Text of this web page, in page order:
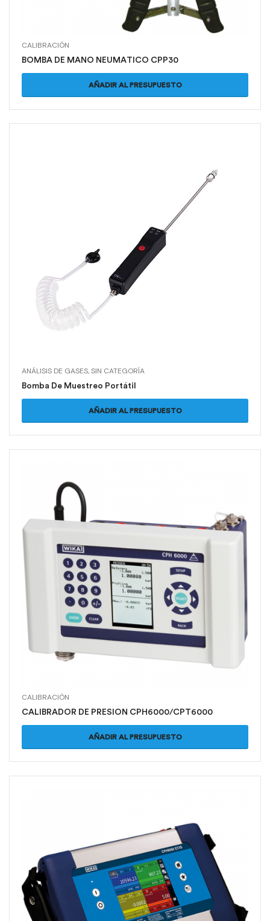
CALIBRACIÓN
BOMBA DE MANO NEUMATICO CPP30
AÑADIR AL PRESUPUESTO
ANÁLISIS DE GASES,SIN CATEGORÍA
Bomba De Muestreo Portátil
AÑADIR AL PRESUPUESTO
CALIBRACIÓN
CALIBRADOR DE PRESION CPH6000/CPT6000
AÑADIR AL PRESUPUESTO